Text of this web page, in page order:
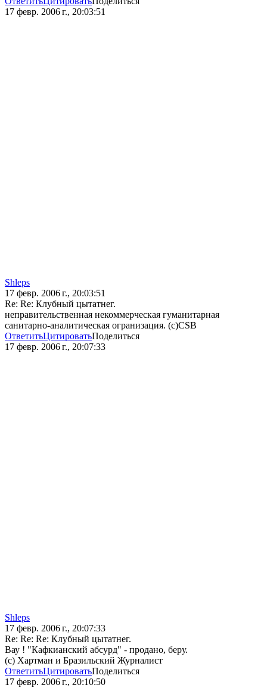
17 февр. 2006 г., 20:03:51
Shleps
17 февр. 2006 г., 20:03:51
Re: Re: Клубный цытатнег.
неправительственная некоммерческая гуманитарная
санитарно-аналитическая огранизация. (c)CSB
ОтветитьЦитироватьПоделиться
17 февр. 2006 г., 20:07:33
Shleps
17 февр. 2006 г., 20:07:33
Re: Re: Re: Клубный цытатнег.
Вау ! "Кафкианский абсурд" - продано, беру.
(с) Хартман и Бразильский Журналист
ОтветитьЦитироватьПоделиться
17 февр. 2006 г., 20:10:50